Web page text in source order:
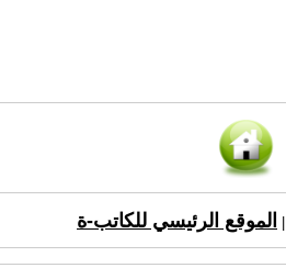
الموقع الرئيسي للكاتب-ة